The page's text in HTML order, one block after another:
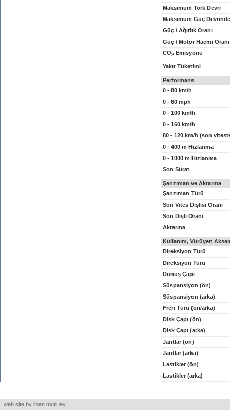
Maksimum Tork Devri
Maksimum Güç
Güç / Ağırlık Oranı
Güç / Motor Hacmi Oranı
CO2 Emisyonu
Yakıt Tüketimi
Performans
0 - 80 km/h
0 - 60 mph
0 - 100 km/h
0 - 160 km/h
80 - 120 km/h (son
0 - 400 m Hızlanma
0 - 1000 m Hızlanma
Son Sürat
Şanzıman ve Aktarma
Şanzıman Türü
Son Vites Dişlisi Oranı
Son Dişli Oranı
Aktarma
Kullanım, Yürüyen
Direksiyon Türü
Direksiyon Turu
Dönüş Çapı
Süspansiyon (ön)
Süspansiyon (arka)
Fren Türü (ön/arka)
Disk Çapı (ön)
Disk Çapı (arka)
Jantlar (ön)
Jantlar (arka)
Lastikler (ön)
Lastikler (arka)
web site by ilhan mutluay